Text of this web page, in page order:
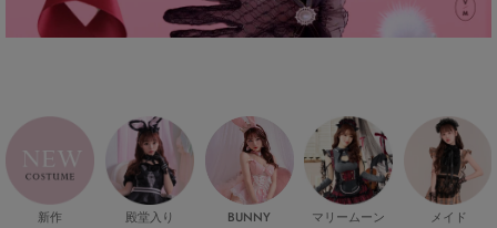
新作 殿堂入り BUNNY マリームーン メイド